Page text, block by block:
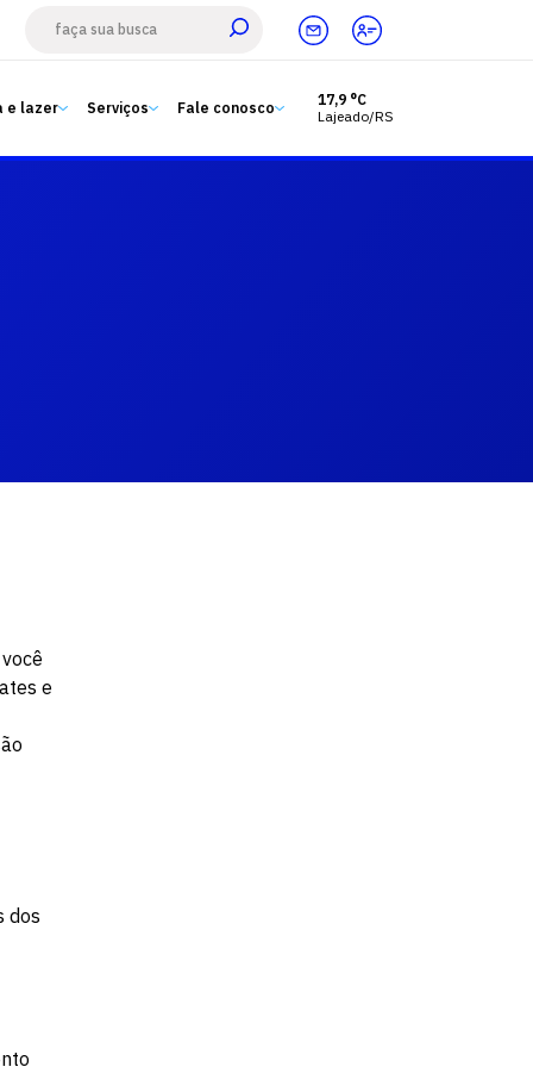
e lazer Serviços Fale conosco
17,9 °C
Lajeado/RS
Estude aqui
Serviços
e
dos